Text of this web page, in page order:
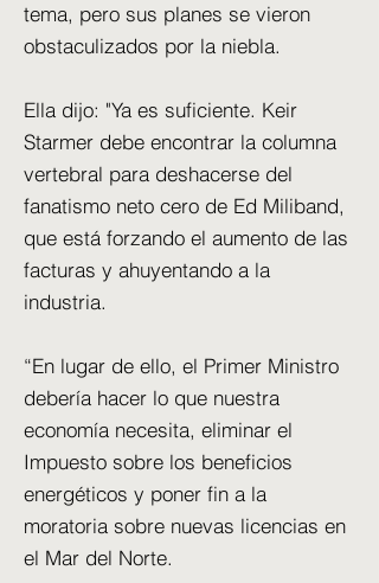
tema, pero sus planes se vieron
obstaculizados por la niebla.
Ella dijo: "Ya es suficiente. Keir
Starmer debe encontrar la columna
vertebral para deshacerse del
fanatismo neto cero de Ed Miliband,
que está forzando el aumento de las
facturas y ahuyentando a la
industria.
“En lugar de ello, el Primer Ministro
debería hacer lo que nuestra
economía necesita, eliminar el
Impuesto sobre los beneficios
energéticos y poner fin a la
moratoria sobre nuevas licencias en
el Mar del Norte.